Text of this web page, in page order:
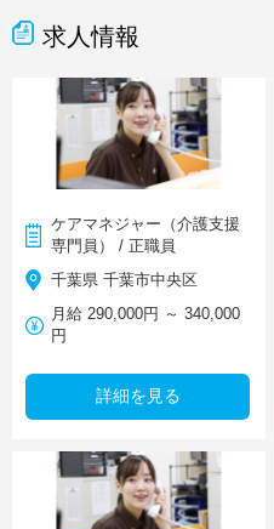
求人情報
ケアマネジャー（介護支援
専門員） / 正職員
千葉県 千葉市中央区
月給 290,000円 ～ 340,000
円
詳細を見る